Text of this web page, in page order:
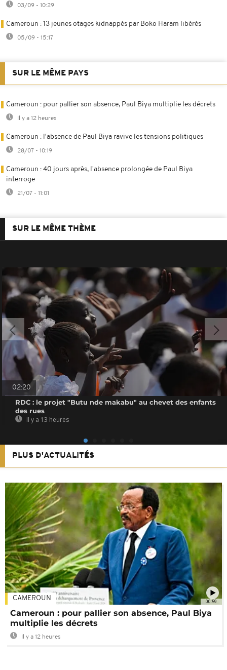
03/09 - 10:29
Cameroun : 13 jeunes otages kidnappés par Boko Haram libérés
05/09 - 15:17
SUR LE MÊME PAYS
Cameroun : pour pallier son absence, Paul Biya multiplie les décrets
Il y a 12 heures
Cameroun : l'absence de Paul Biya ravive les tensions politiques
28/07 - 10:19
Cameroun : 40 jours après, l'absence prolongée de Paul Biya
interroge
21/07 - 11:01
SUR LE MÊME THÈME
02:20
RDC : le projet "Butu nde makabu" au chevet des enfants
des rues
Il y a 13 heures
PLUS D'ACTUALITÉS
00:59
CAMEROUN
Cameroun : pour pallier son absence, Paul Biya
multiplie les décrets
Il y a 12 heures